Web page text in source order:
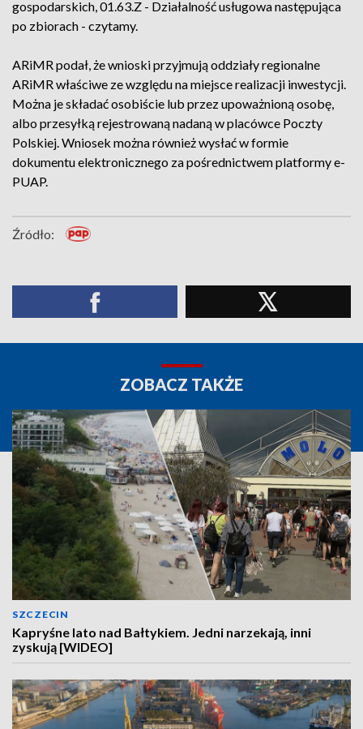
gospodarskich, 01.63.Z - Działalność usługowa następująca
po zbiorach - czytamy.
ARiMR podał, że wnioski przyjmują oddziały regionalne
ARiMR właściwe ze względu na miejsce realizacji inwestycji.
Można je składać osobiście lub przez upoważnioną osobę,
albo przesyłką rejestrowaną nadaną w placówce Poczty
Polskiej. Wniosek można również wysłać w formie
dokumentu elektronicznego za pośrednictwem platformy e-
PUAP.
Źródło:
ZOBACZ TAKŻE
SZCZECIN
Kapryśne lato nad Bałtykiem. Jedni narzekają, inni
zyskują [WIDEO]